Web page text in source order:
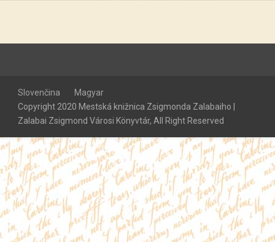
Slovenčina
Magyar
Copyright 2020 Mestská knižnica Zsigmonda Zalabaiho |
Zalabai Zsigmond Városi Könyvtár, All Right Reserved